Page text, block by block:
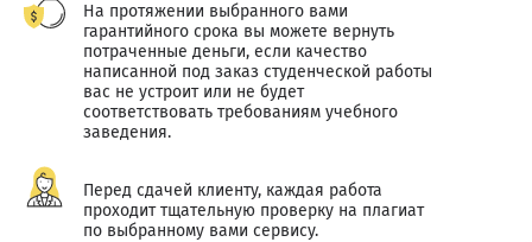
На протяжении выбранного вами
гарантийного срока вы можете вернуть
потраченные деньги, если качество
написанной под заказ студенческой работы
вас не устроит или не будет
соответствовать требованиям учебного
заведения.
Перед сдачей клиенту, каждая работа
проходит тщательную проверку на плагиат
по выбранному вами сервису.